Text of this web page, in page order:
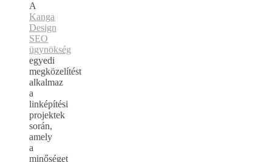
A
Kanga
Design
SEO
ügynökség
egyedi
megközelítést
alkalmaz
a
linképítési
projektek
során,
amely
a
minőséget